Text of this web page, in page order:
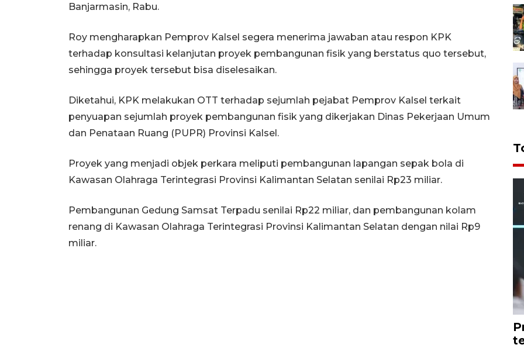
Banjarmasin, Rabu.
Roy mengharapkan Pemprov Kalsel segera menerima jawaban atau respon KPK
terhadap konsultasi kelanjutan proyek pembangunan fisik yang berstatus quo tersebut,
sehingga proyek tersebut bisa diselesaikan.
Diketahui, KPK melakukan OTT terhadap sejumlah pejabat Pemprov Kalsel terkait
penyuapan sejumlah proyek pembangunan fisik yang dikerjakan Dinas Pekerjaan Umum
dan Penataan Ruang (PUPR) Provinsi Kalsel.
Proyek yang menjadi objek perkara meliputi pembangunan lapangan sepak bola di
Kawasan Olahraga Terintegrasi Provinsi Kalimantan Selatan senilai Rp23 miliar.
Pembangunan Gedung Samsat Terpadu senilai Rp22 miliar, dan pembangunan kolam
renang di Kawasan Olahraga Terintegrasi Provinsi Kalimantan Selatan dengan nilai Rp9
miliar.